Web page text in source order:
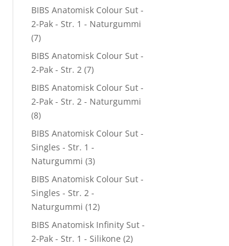
BIBS Anatomisk Colour Sut -
2-Pak - Str. 1 - Naturgummi
(7)
BIBS Anatomisk Colour Sut -
2-Pak - Str. 2 (7)
BIBS Anatomisk Colour Sut -
2-Pak - Str. 2 - Naturgummi
(8)
BIBS Anatomisk Colour Sut -
Singles - Str. 1 -
Naturgummi (3)
BIBS Anatomisk Colour Sut -
Singles - Str. 2 -
Naturgummi (12)
BIBS Anatomisk Infinity Sut -
2-Pak - Str. 1 - Silikone (2)